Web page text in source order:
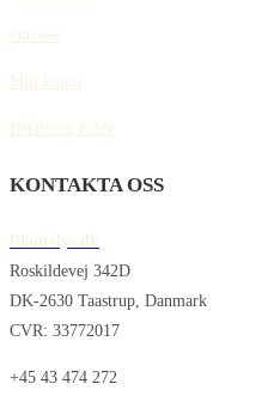
Om oss
Mitt konto
Betalning EAN
KONTAKTA OSS
Plantelys.dk
Roskildevej 342D
DK-2630 Taastrup, Danmark
CVR: 33772017
+45 43 474 272